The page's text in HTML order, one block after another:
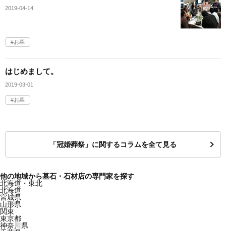
2019-04-14
お墓
はじめまして。
2019-03-01
お墓
「冠婚葬祭」に関するコラムを全て見る
他の地域から墓石・石材店の専門家を探す
北海道・東北
北海道
宮城県
山形県
関東
東京都
神奈川県